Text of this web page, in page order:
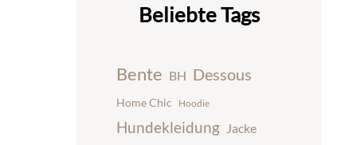
Beliebte Tags
Bente BH Dessous
Home Chic Hoodie
Hundekleidung Jacke